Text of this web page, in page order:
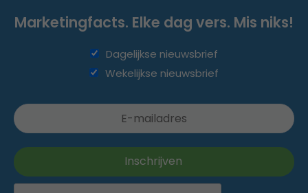
Marketingfacts. Elke dag vers. Mis niks!
Dagelijkse nieuwsbrief
Wekelijkse nieuwsbrief